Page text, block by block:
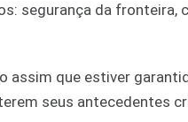
segurança da fronteira,
assim que estiver
seus antecedentes